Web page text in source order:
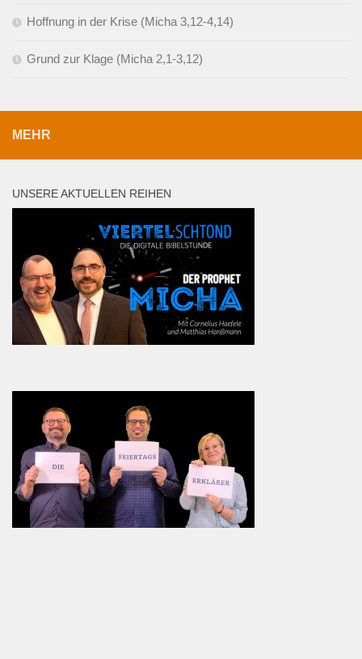
Hoffnung in der Krise (Micha 3,12-4,14)
Grund zur Klage (Micha 2,1-3,12)
MEHR
UNSERE AKTUELLEN REIHEN